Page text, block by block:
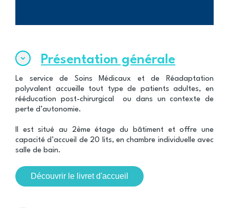
Présentation générale
Le service de Soins Médicaux et de Réadaptation
polyvalent accueille tout type de patients adultes, en
rééducation post-chirurgical ou dans un contexte de
perte d’autonomie.
Il est situé au 2ème étage du bâtiment et offre une
capacité d’accueil de 20 lits, en chambre individuelle avec
salle de bain.
Découvrir le livret d'accueil